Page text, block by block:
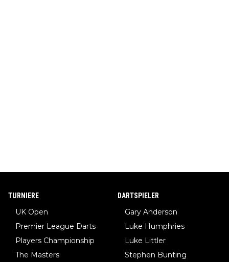
TURNIERE
UK Open
Premier League Darts
Players Championship
The Masters
DARTSPIELER
Gary Anderson
Luke Humphries
Luke Littler
Stephen Bunting